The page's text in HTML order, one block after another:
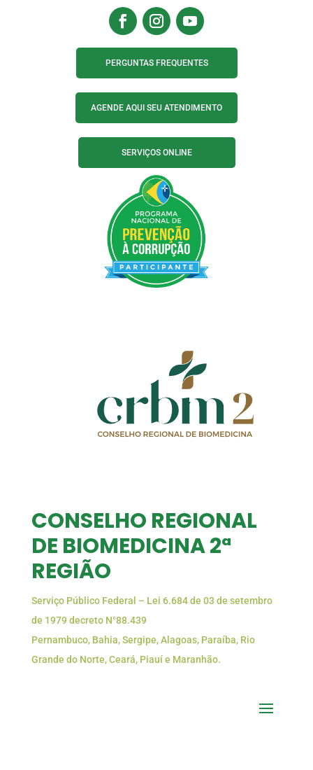
PERGUNTAS FREQUENTES
AGENDE AQUI SEU ATENDIMENTO
SERVIÇOS ONLINE
CONSELHO REGIONAL
DE BIOMEDICINA 2ª
REGIÃO
Serviço Público Federal – Lei 6.684 de 03 de setembro
de 1979 decreto N°88.439
Pernambuco, Bahia, Sergipe, Alagoas, Paraíba, Rio
Grande do Norte, Ceará, Piauí e Maranhão.